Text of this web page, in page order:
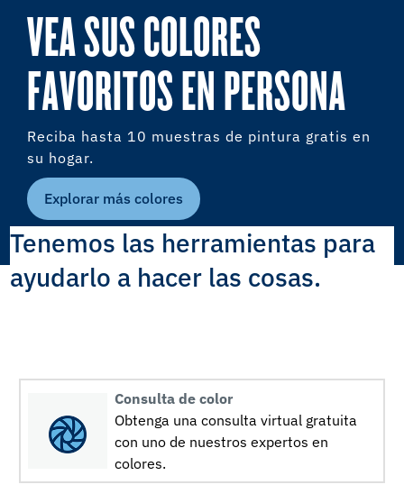
VEA SUS COLORES
FAVORITOS EN PERSONA
Reciba hasta 10 muestras de pintura gratis en
su hogar.
Explorar más colores
Tenemos las herramientas para
ayudarlo a hacer las cosas.
Consulta de color
Obtenga una consulta virtual gratuita
con uno de nuestros expertos en
colores.